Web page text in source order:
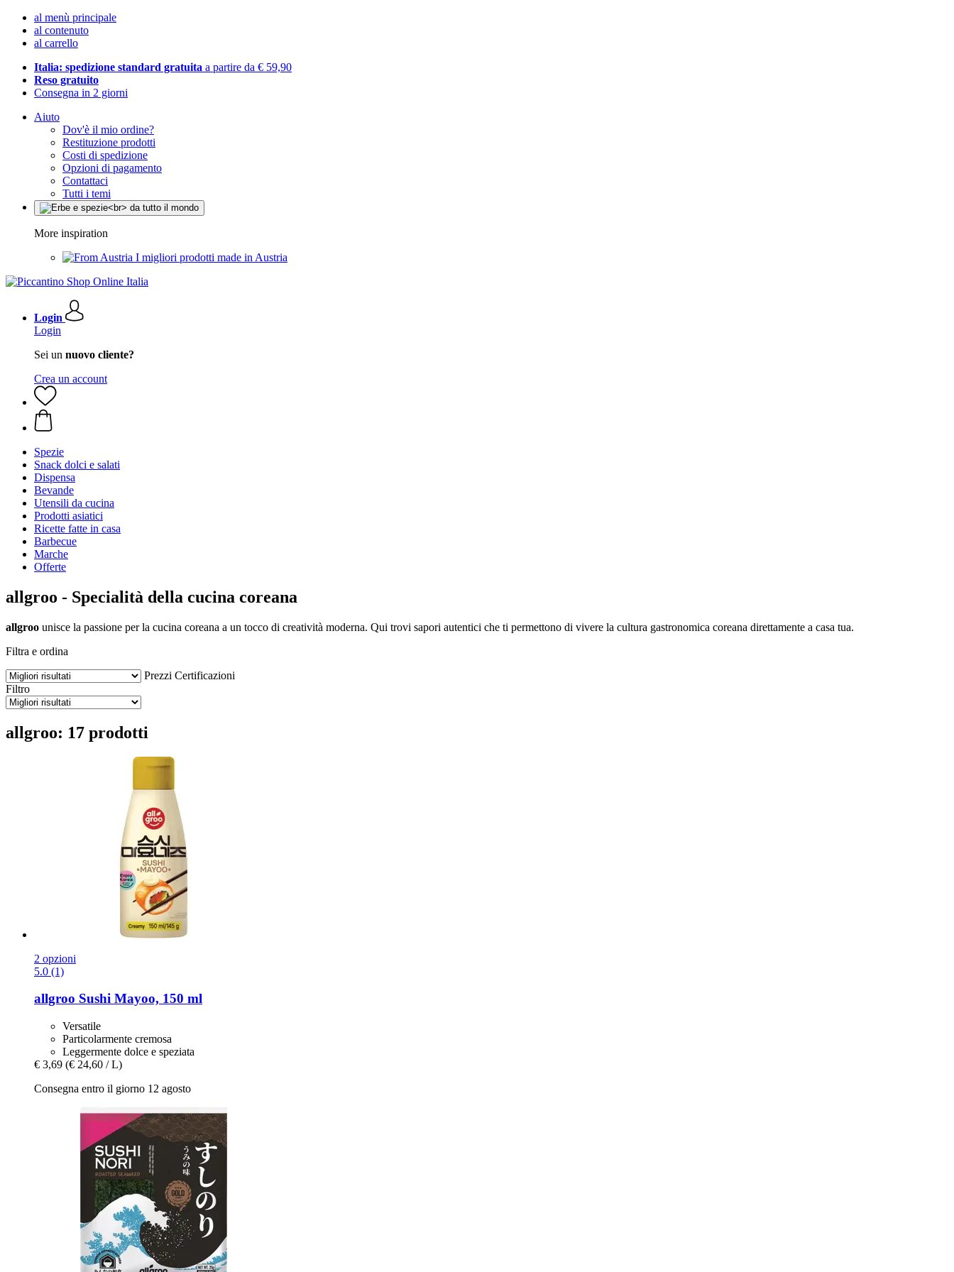
al menù principale
al contenuto
al carrello
Italia: spedizione standard gratuita a partire da € 59,90
Reso gratuito
Consegna in 2 giorni
Aiuto
Dov'è il mio ordine?
Restituzione prodotti
Costi di spedizione
Opzioni di pagamento
Contattaci
Tutti i temi
More inspiration
I migliori prodotti made in Austria
Login
Login
Sei un nuovo cliente?
Crea un account
Spezie
Snack dolci e salati
Dispensa
Bevande
Utensili da cucina
Prodotti asiatici
Ricette fatte in casa
Barbecue
Marche
Offerte
allgroo - Specialità della cucina coreana
allgroo unisce la passione per la cucina coreana a un tocco di creatività moderna. Qui trovi sapori autentici che ti permettono di vivere la cultura gastronomica coreana direttamente a casa tua.
Filtra e ordina
Prezzi Certificazioni
Filtro
allgroo: 17 prodotti
2 opzioni
5.0 (1)
allgroo Sushi Mayoo, 150 ml
Versatile
Particolarmente cremosa
Leggermente dolce e speziata
€ 3,69 (€ 24,60 / L)
Consegna entro il giorno 12 agosto